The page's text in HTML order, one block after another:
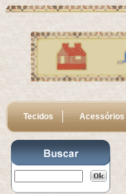
Tecidos Acessórios